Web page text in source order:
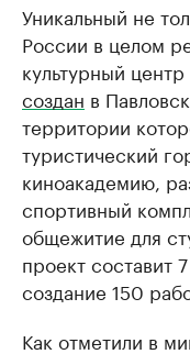
Уникальный не
России в целом
культурный
создан в
территории
туристический
киноакадемию,
спортивный
общежитие для
проект составит
создание 150
Как отметили в